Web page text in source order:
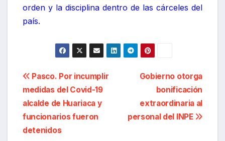
orden y la disciplina dentro de las cárceles del
país.
Navegación
de
entradas
Gobierno otorga
bonificación
extraordinaria al
personal del INPE
Pasco. Por incumplir
medidas del Covid-19
alcalde de Huariaca y
funcionarios fueron
detenidos